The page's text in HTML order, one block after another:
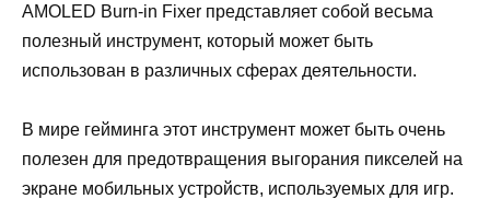
AMOLED Burn-in Fixer представляет собой весьма
полезный инструмент, который может быть
использован в различных сферах деятельности.
В мире гейминга этот инструмент может быть очень
полезен для предотвращения выгорания пикселей на
экране мобильных устройств, используемых для игр.